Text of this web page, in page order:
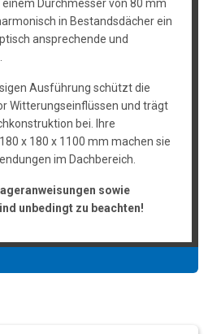
Durchmesser von 80 mm
in Bestandsdächer ein
ansprechende und
Ausführung schützt die
Witterungseinflüssen und trägt
bei. Ihre
x 180 x 1100 mm machen sie
im Dachbereich.
sowie
unbedingt zu beachten!